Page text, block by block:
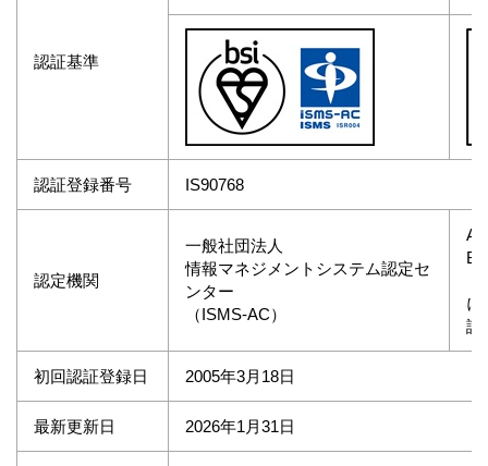
認証基準
認証登録番号 IS90768
認定機関
一般社団法人
情報マネジメントシステム認定セ
ンター
（ISMS-AC）
に
認
初回認証登録日 2005年3月18日
最新更新日 2026年1月31日